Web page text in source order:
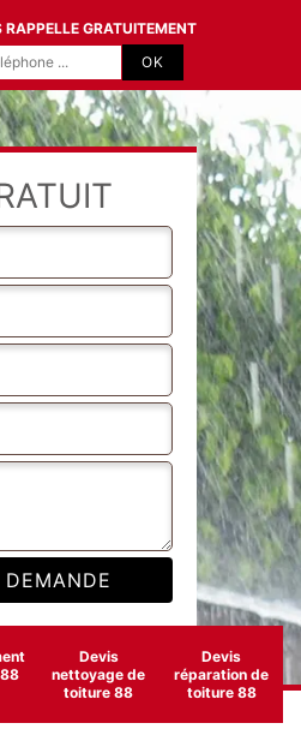
RAPPELLE GRATUITEMENT
Devis
nettoyage de
toiture 88
Devis
réparation de
toiture 88